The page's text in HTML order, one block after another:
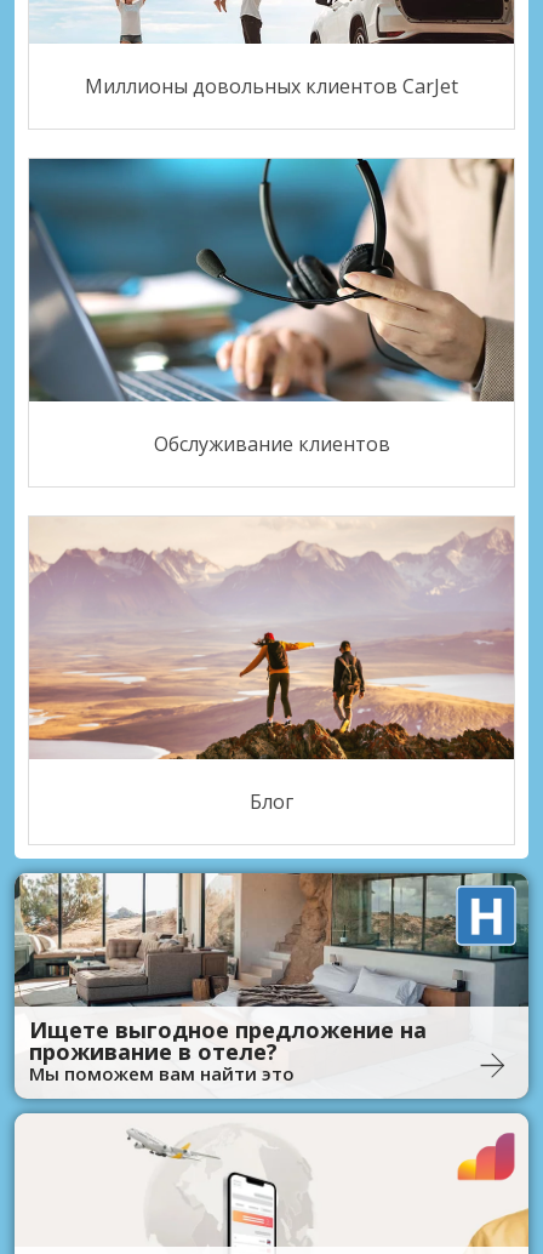
Миллионы довольных клиентов CarJet
Обслуживание клиентов
Блог
Ищете выгодное предложение на
проживание в отеле?
Мы поможем вам найти это